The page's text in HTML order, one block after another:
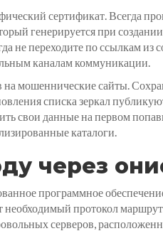
сертификат. Всегда
генерируется при
не переходите по ссылкам из
каналам коммуникации.
на мошеннические сайты.
списка зеркал
свои данные на первом
каталоги.
через
программное
необходимый протокол
серверов,